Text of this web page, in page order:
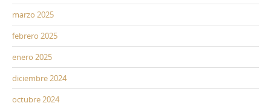
marzo 2025
febrero 2025
enero 2025
diciembre 2024
octubre 2024